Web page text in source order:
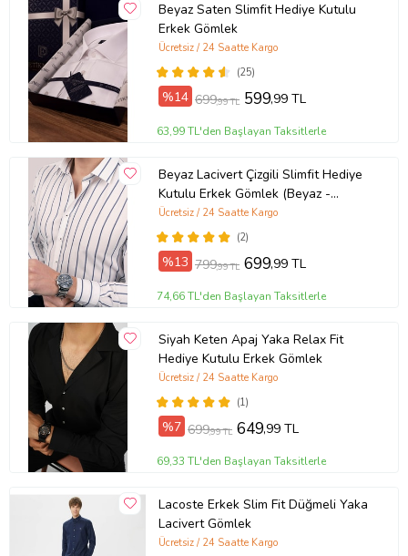
Beyaz Saten Slimfit Hediye Kutulu
Erkek Gömlek
(25)
Ücretsiz / 24 Saatte Kargo
%14 699,99 TL 599,99 TL
63,99 TL'den Başlayan Taksitlerle
Beyaz Lacivert Çizgili Slimfit Hediye
Kutulu Erkek Gömlek (Beyaz -
Lacivert)
(2)
Ücretsiz / 24 Saatte Kargo
%13 799,99 TL 699,99 TL
74,66 TL'den Başlayan Taksitlerle
Siyah Keten Apaj Yaka Relax Fit
Hediye Kutulu Erkek Gömlek
(1)
Ücretsiz / 24 Saatte Kargo
%7 699,99 TL 649,99 TL
69,33 TL'den Başlayan Taksitlerle
Lacoste Erkek Slim Fit Düğmeli Yaka
Lacivert Gömlek
Ücretsiz / 24 Saatte Kargo